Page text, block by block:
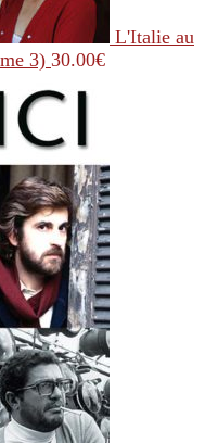
L'Italie au
3) 30.00€